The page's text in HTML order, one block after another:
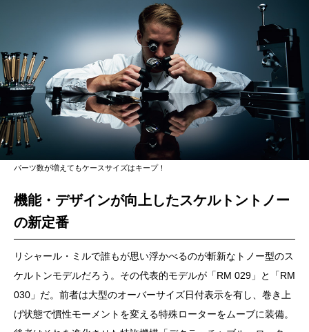
パーツ数が増えてもケースサイズはキープ！
機能・デザインが向上したスケルトントノー
の新定番
リシャール・ミルで誰もが思い浮かべるのが斬新なトノー型のス
ケルトンモデルだろう。その代表的モデルが「RM 029」と「RM
030」だ。前者は大型のオーバーサイズ日付表示を有し、巻き上
げ状態で慣性モーメントを変える特殊ローターをムーブに装備。